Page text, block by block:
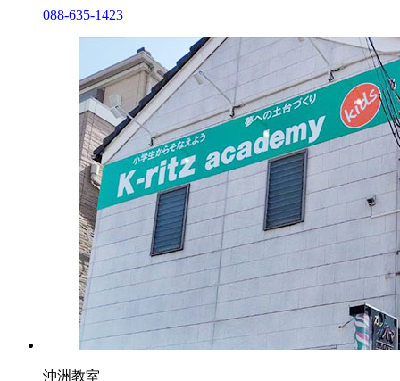
088-635-1423
沖洲教室